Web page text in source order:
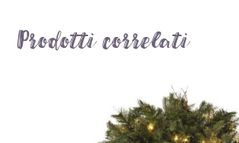
-
Prodotti correlati